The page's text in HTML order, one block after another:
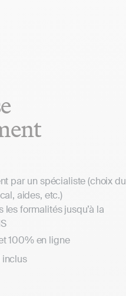
par un spécialiste (choix du
aides, etc.)
les formalités jusqu’à la
100% en ligne